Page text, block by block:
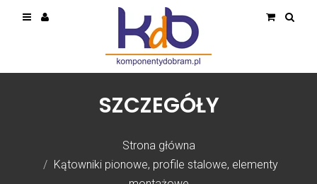
Strona główna
Kątowniki pionowe, profile stalowe, elementy
SZCZEGÓŁY